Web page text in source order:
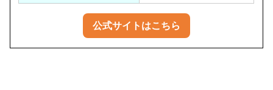
公式サイトはこちら